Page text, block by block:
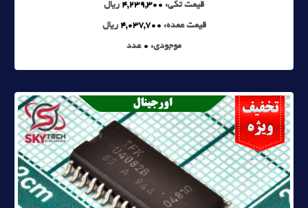
قیمت تکی: 4,239,300 ریال
قیمت عمده: 4,037,700 ریال
موجودی: 0 عدد